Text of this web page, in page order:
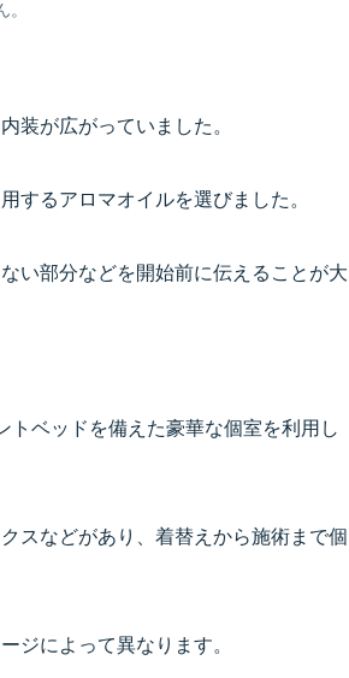
装が広がっていました。
するアロマオイルを選びました。
い部分などを開始前に伝えることが大
ベッドを備えた豪華な個室を利用し
スなどがあり、着替えから施術まで個
ジによって異なります。